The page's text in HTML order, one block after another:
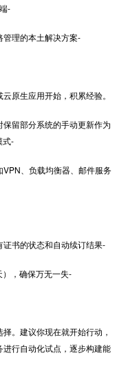
-
管理的本土解决方案-
原生应用开始，积累经验。
留部分系统的手动更新作为
式-
、负载均衡器、邮件服务
书的状态和自动续订结果-
，确保万无一失-
。建议你现在就开始行动，
行自动化试点，逐步构建能